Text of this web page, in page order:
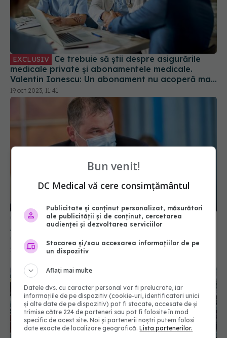
EXCLUSIV
medicale private și abonamentele medicale.
Valentin Ionescu: Un abonament nu acoperă mai
nimic. Vă induc în eroare
19 oct 2023, 11:41
Cseke Attila, după 3 luni de mandat la MS:
Aprovizionarea cu medicamente împotriva
COVID-19 și mai multe paturi ATI, ca obiective
principale
25 noi 2021, 12:13
Bun venit!
DC Medical vă cere consimțământul
Publicitate și conținut personalizat, măsurători
ale publicității și de conținut, cercetarea
audienței și dezvoltarea serviciilor
Stocarea și/sau accesarea informațiilor de pe
un dispozitiv
Aflați mai multe
Datele dvs. cu caracter personal vor fi prelucrate, iar
informațiile de pe dispozitiv (cookie-uri, identificatori unici
și alte date de pe dispozitiv) pot fi stocate, accesate de și
trimise către 224 de parteneri sau pot fi folosite în mod
specific de acest site. Noi și partenerii noștri putem folosi
date exacte de localizare geografică.Lista partenerilor.